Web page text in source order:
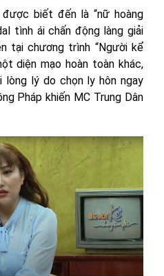
được biết đến là “nữ hoàng
tình ái chấn động làng giải
tại chương trình “Người kể
diện mạo hoàn toàn khác,
lòng lý do chọn ly hôn ngay
Pháp khiến MC Trung Dân